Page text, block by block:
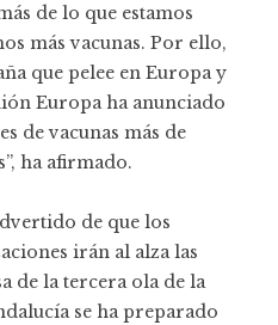
de lo que estamos
más vacunas. Por ello,
que pelee en Europa y
Europa ha anunciado
de vacunas más de
ha afirmado.
de que los
irán al alza las
de la tercera ola de la
se ha preparado